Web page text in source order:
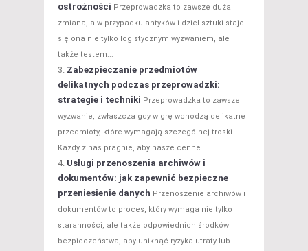
ostrożności Przeprowadzka to zawsze duża
zmiana, a w przypadku antyków i dzieł sztuki staje
się ona nie tylko logistycznym wyzwaniem, ale
także testem...
Zabezpieczanie przedmiotów
delikatnych podczas przeprowadzki:
strategie i techniki Przeprowadzka to zawsze
wyzwanie, zwłaszcza gdy w grę wchodzą delikatne
przedmioty, które wymagają szczególnej troski.
Każdy z nas pragnie, aby nasze cenne...
Usługi przenoszenia archiwów i
dokumentów: jak zapewnić bezpieczne
przeniesienie danych Przenoszenie archiwów i
dokumentów to proces, który wymaga nie tylko
staranności, ale także odpowiednich środków
bezpieczeństwa, aby uniknąć ryzyka utraty lub